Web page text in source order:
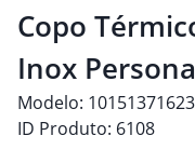
Copo
Inox
Modelo:
ID Produto: 6108